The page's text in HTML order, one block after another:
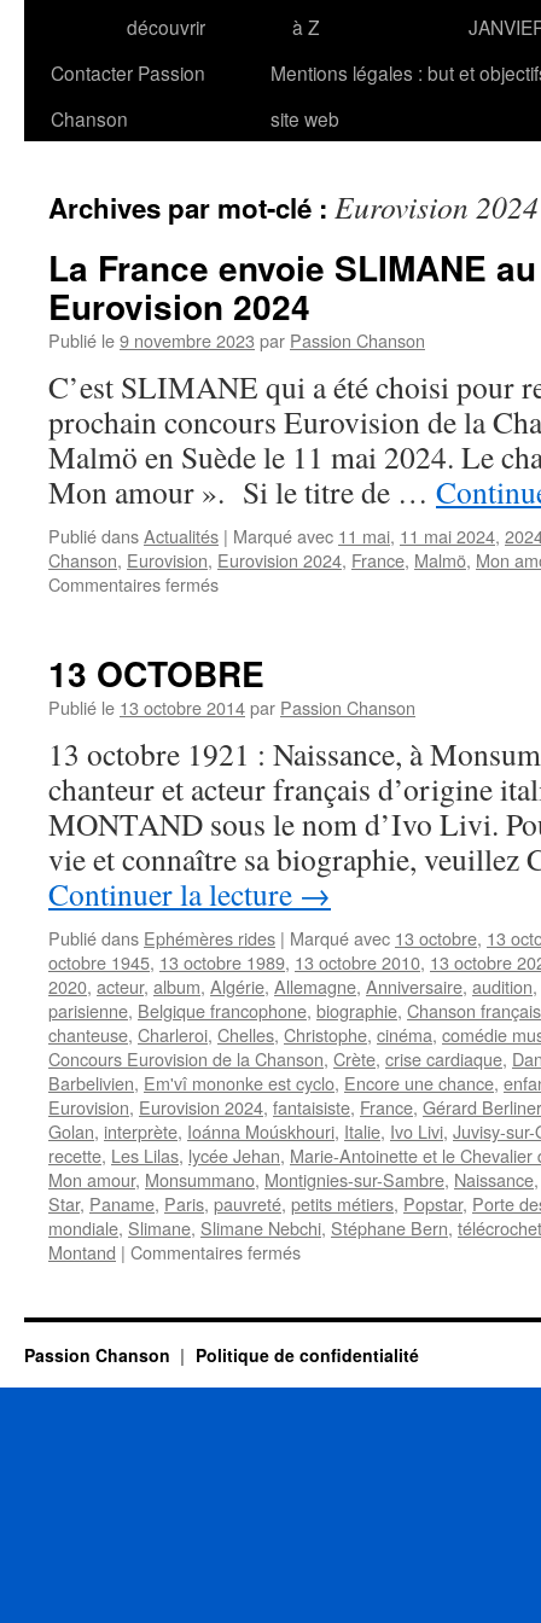
découvrir
à Z
Contacter Passion
Chanson
Mentions légales : but et
site web
Archives par mot-clé : Eurovision 2024
La France envoie SLIMANE
Eurovision 2024
Publié le9 novembre 2023 par Passion Chanson
C’est SLIMANE qui a été choisi pour
prochain concours Eurovision de la
Malmö en Suède le 11 mai 2024. Le
Mon amour ». Si le titre de …
Publié dansActualités | Marqué avec 11 mai, 11 mai 2024,
Chanson, Eurovision, Eurovision 2024, France, Malmö, Mon
Commentaires ferméssur
SLIMANE
au
Eurovision
13 OCTOBRE
Publié le 13 octobre 2014par Passion Chanson
13 octobre 1921 : Naissance, à
chanteur et acteur français d’origine
MONTAND sous le nom d’Ivo Livi.
vie et connaître sa biographie,
Continuer la lecture →
Publié dans Ephémères rides | Marqué avec 13 octobre, 13
octobre 1945, 13 octobre 1989, 13 octobre 2010, 13 octobre
2020, acteur, album, Algérie, Allemagne, Anniversaire, audition,
parisienne, Belgique francophone, biographie, Chanson
chanteuse, Charleroi, Chelles, Christophe, cinéma, comédie
Concours Eurovision de la Chanson, Crète, crise cardiaque,
Barbelivien, Em'vî mononke est cyclo, Encore une chance,
Eurovision, Eurovision 2024, fantaisiste, France, Gérard Berliner
Golan, interprète, Ioánna Moúskhouri, Italie, Ivo Livi, Juvisy-sur-
recette, Les Lilas, lycée Jehan, Marie-Antoinette et le Chevalier
Mon amour, Monsummano, Montignies-sur-Sambre, Naissance
Star, Paname, Paris, pauvreté, petits métiers, Popstar, Porte
mondiale, Slimane, Slimane Nebchi, Stéphane Bern, télécrochet
Montand | Commentaires ferméssur
Passion Chanson Politique de confidentialité